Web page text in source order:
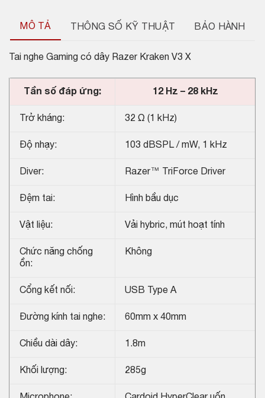
MÔ TẢ THÔNG SỐ KỸ THUẬT BẢO HÀNH
Tai nghe Gaming có dây Razer Kraken V3 X
Tần số đáp ứng: 12 Hz – 28 kHz
Trở kháng: 32 Ω (1 kHz)
Độ nhạy: 103 dBSPL / mW, 1 kHz
Diver: Razer™ TriForce Driver
Đệm tai: Hình bầu dục
Vật liệu: Vải hybric, mút hoạt tính
Chức năng chống
ồn:
Không
Cổng kết nối: USB Type A
Đường kính tai nghe: 60mm x 40mm
Chiều dài dây: 1.8m
Khối lượng: 285g